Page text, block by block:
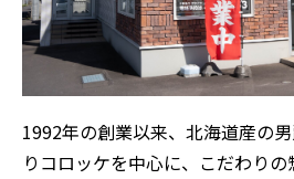
1992年の創業以来、北海道産の
りコロッケを中心に、こだわり